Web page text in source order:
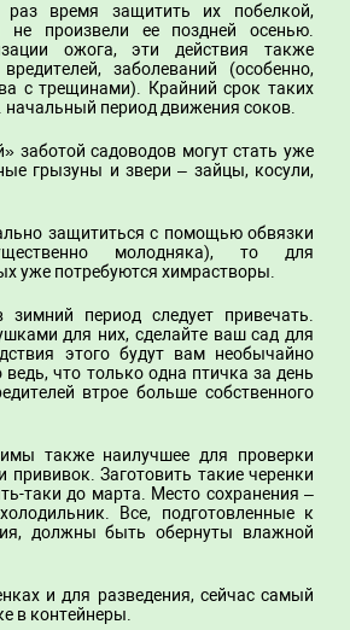
раз время защитить их побелкой,
не произвели ее поздней осенью.
ожога, эти действия также
заболеваний (особенно,
с трещинами). Крайний срок таких
начальный период движения соков.
заботой садоводов могут стать уже
грызуны и звери – зайцы, косули,
защититься с помощью обвязки
молодняка), то для
уже потребуются химрастворы.
период следует привечать.
для них, сделайте ваш сад для
этого будут вам необычайно
что только одна птичка за день
втрое больше собственного
также наилучшее для проверки
прививок. Заготовить такие черенки
таки до марта. Место сохранения –
Все, подготовленные к
должны быть обернуты влажной
и для разведения, сейчас самый
в контейнеры.